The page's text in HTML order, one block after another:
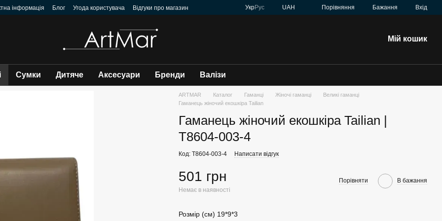
інформація Блог Угода користувача
Відгуки про магазин
УкрРус UAH Порівняння Бажання Вхід
Мій кошик
Сумки Дитяче Аксесуари Бренди Валізи
ARTMAR Каталог Гаманці Жіночі гаманці
Великі гаманці
Гаманець жіночий екошкіра Tailian
Гаманець жіночий екошкіра Tailian |
Т8604-003-4
Код: Т8604-003-4 Написати відгук
501 грн
Немає в наявності
Порівняти В бажання
Розмір (см) 19*9*3